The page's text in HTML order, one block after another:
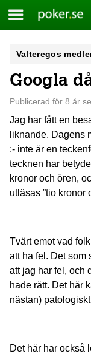
Skip
content
Meny
Poker.se
Valteregos
Googla
Publicerad för 8 år
Jag har fått en
liknande. Dagens
:- inte är en
tecknen har
kronor och ören,
utläsas ”tio kronor
Tvärt emot vad
att ha fel. Det som
att jag har fel, och
hade rätt. Det här
nästan)
Det här har också